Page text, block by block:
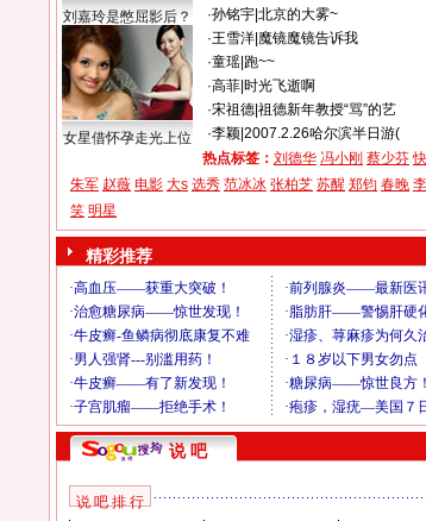
刘嘉玲是憋屈影后？
女星借怀孕走光上位
·孙铭宇| 北京的大雾~
·王雪洋| 魔镜魔镜告诉我
·童瑶| 跑~~
·高菲| 时光飞逝啊
·宋祖德| 祖德新年教授“骂”的艺
·李颖| 2007.2.26哈尔滨半日游(
热点标签： 刘德华 冯小刚 蔡少芬
朱军 赵薇 电影 大s 选秀 范冰冰 张柏芝 苏醒 郑钧 春晚
笑 明星
精彩推荐
说 吧
说 吧 排 行